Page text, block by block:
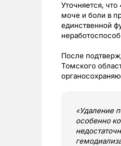
Уточняется,
моче и боли в
единственной
После
Томского
«Удаление
особенно